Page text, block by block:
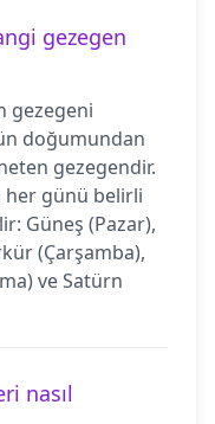
gezegen
gezegeni
doğumundan
gezegendir.
her günü belirli
Güneş (Pazar),
(Çarşamba),
ve Satürn
nasıl